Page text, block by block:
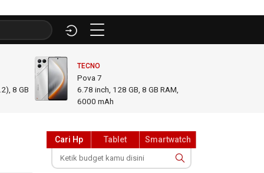
8 GB
TECNO
Pova 7
6.78 inch, 128 GB, 8 GB RAM
6000 mAh
Cari Hp Tablet Smartwatch